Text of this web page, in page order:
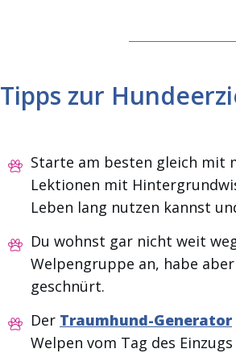
Tipps zur
Starte am besten gleich mit
Lektionen mit
Leben lang nutzen kannst
Du wohnst gar nicht weit
Welpengruppe an, habe
geschnürt.
Der Traumhund-Generator
Welpen vom Tag des